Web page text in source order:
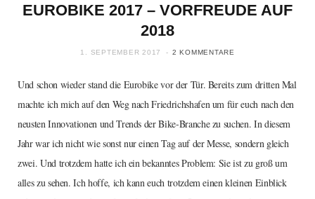
EUROBIKE 2017 – VORFREUDE AUF
2018
1. SEPTEMBER 2017 2 KOMMENTARE
Und schon wieder stand die Eurobike vor der Tür. Bereits zum dritten Mal
machte ich mich auf den Weg nach Friedrichshafen um für euch nach den
neusten Innovationen und Trends der Bike-Branche zu suchen. In diesem
Jahr war ich nicht wie sonst nur einen Tag auf der Messe, sondern gleich
zwei. Und trotzdem hatte ich ein bekanntes Problem: Sie ist zu groß um
alles zu sehen. Ich hoffe, ich kann euch trotzdem einen kleinen Einblick